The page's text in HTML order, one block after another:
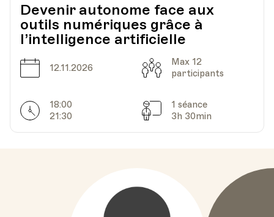
Devenir autonome face aux
outils numériques grâce à
l’intelligence artificielle
Date
12.11.2026 Capacité
Max 12
participants
Horarires
18:00
21:30
Séances
1 séance
3h 30min